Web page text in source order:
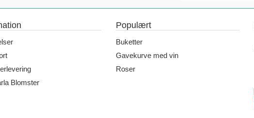
Blomster
Populært
Buketter
Gavekurve med vin
Roser